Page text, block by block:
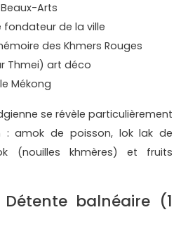
Arts
fondateur de la ville
des Khmers Rouges
Thmei) art déco
Mékong
se révèle particulièrement
: amok de poisson, lok lak de
(nouilles khmères) et fruits
balnéaire (1